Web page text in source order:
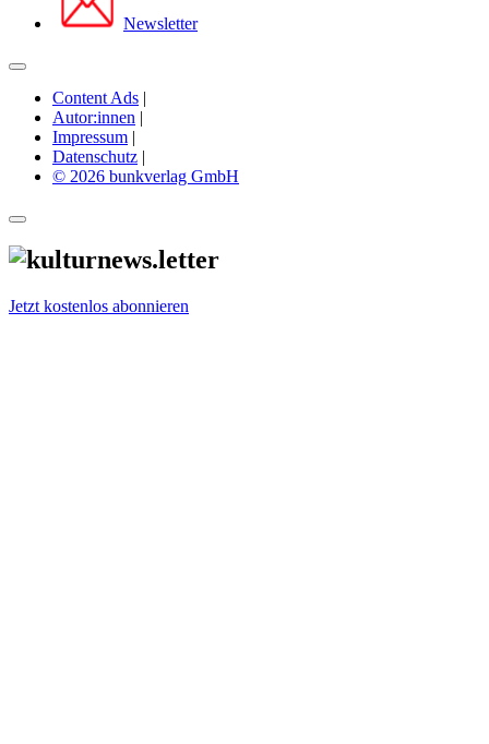
Newsletter
Content Ads |
Autor:innen |
Impressum |
Datenschutz |
© 2026 bunkverlag GmbH
Jetzt kostenlos abonnieren